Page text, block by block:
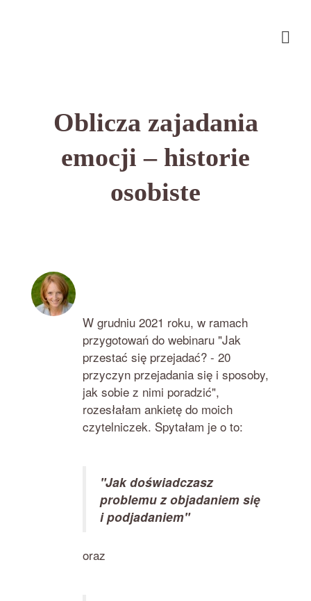
Oblicza zajadania
emocji – historie
osobiste
W grudniu 2021 roku, w ramach
przygotowań do webinaru "Jak
przestać się przejadać? - 20
przyczyn przejadania się i sposoby,
jak sobie z nimi poradzić",
rozesłałam ankietę do moich
czytelniczek. Spytałam je o to:
"Jak doświadczasz
problemu z objadaniem się
i podjadaniem"
oraz